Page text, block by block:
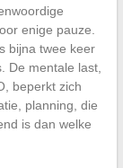
enige pauze.
bijna twee keer
De mentale last,
beperkt zich
planning, die
is dan welke